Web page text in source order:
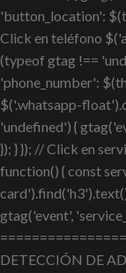
'button_location':
Click en teléfono
(typeof gtag !==
'phone_number':
$('.whatsapp-
'undefined') {
}); } }); // Click en
function() { const
gtag('event',
DETECCIÓN DE